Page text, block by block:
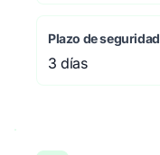
Plazo de seguridad
3 días